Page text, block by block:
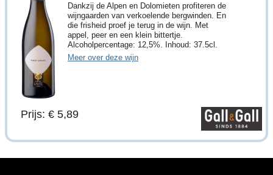
Dankzij de Alpen en Dolomieten profiteren de
wijngaarden van verkoelende bergwinden. En
die frisheid proef je terug in de wijn. Met
appel, peer en een klein bittertje.
Alcoholpercentage: 12,5%. Inhoud: 37.5cl.
Meer over deze wijn
Prijs: € 5,89